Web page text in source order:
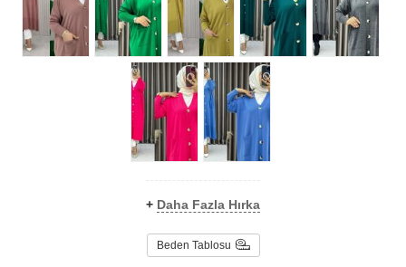
+ Daha Fazla Hırka
Beden Tablosu